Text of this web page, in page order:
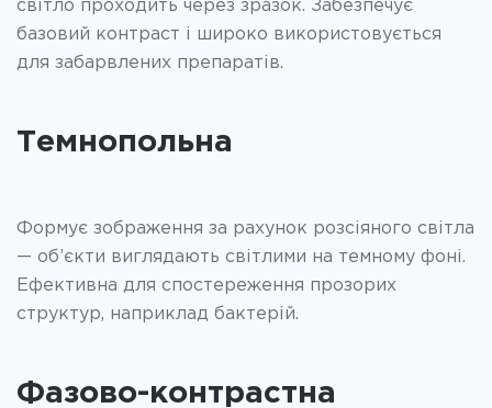
світло проходить через зразок. Забезпечує
базовий контраст і широко використовується
для забарвлених препаратів.
Темнопольна
Формує зображення за рахунок розсіяного світла
— об’єкти виглядають світлими на темному фоні.
Ефективна для спостереження прозорих
структур, наприклад бактерій.
Фазово-контрастна